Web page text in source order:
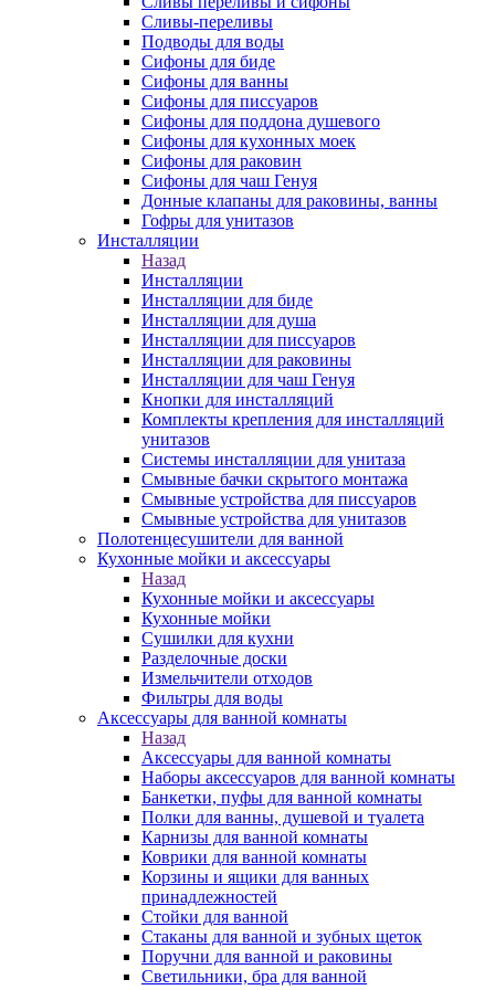
Сливы-переливы
Подводы для воды
Сифоны для биде
Сифоны для ванны
Сифоны для писсуаров
Сифоны для поддона душевого
Сифоны для кухонных моек
Сифоны для раковин
Сифоны для чаш Генуя
Донные клапаны для раковины, ванны
Гофры для унитазов
Инсталляции
Назад
Инсталляции
Инсталляции для биде
Инсталляции для душа
Инсталляции для писсуаров
Инсталляции для раковины
Инсталляции для чаш Генуя
Кнопки для инсталляций
Комплекты крепления для инсталляций
унитазов
Системы инсталляции для унитаза
Смывные бачки скрытого монтажа
Смывные устройства для писсуаров
Смывные устройства для унитазов
Полотенцесушители для ванной
Кухонные мойки и аксессуары
Назад
Кухонные мойки и аксессуары
Кухонные мойки
Сушилки для кухни
Разделочные доски
Измельчители отходов
Фильтры для воды
Аксессуары для ванной комнаты
Назад
Аксессуары для ванной комнаты
Наборы аксессуаров для ванной комнаты
Банкетки, пуфы для ванной комнаты
Полки для ванны, душевой и туалета
Карнизы для ванной комнаты
Коврики для ванной комнаты
Корзины и ящики для ванных
принадлежностей
Стойки для ванной
Стаканы для ванной и зубных щеток
Поручни для ванной и раковины
Светильники, бра для ванной